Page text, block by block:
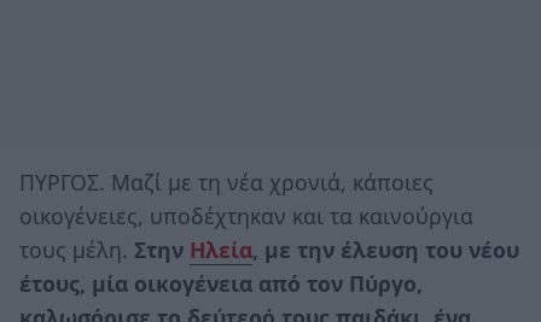
ΠΥΡΓΟΣ. Μαζί με τη νέα χρονιά, κάποιες
οικογένειες, υποδέχτηκαν και τα καινούργια
τους μέλη. Στην Ηλεία, με την έλευση του νέου
έτους, μία οικογένεια από τον Πύργο,